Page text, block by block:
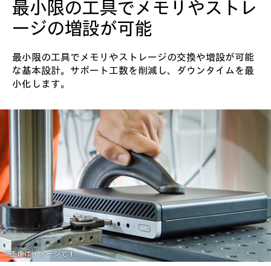
最小限の工具でメモリやストレ
ージの増設が可能
最小限の工具でメモリやストレージの交換や増設が可能
な基本設計。サポート工数を削減し、ダウンタイムを最
小化します。
※画像はイメージです